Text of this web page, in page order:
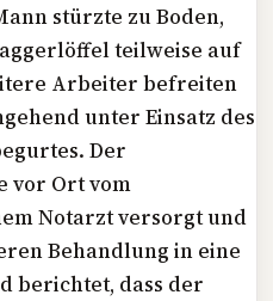
stürzte zu Boden,
teilweise auf
Arbeiter befreiten
unter Einsatz des
Der
vor Ort vom
Notarzt versorgt und
Behandlung in eine
berichtet, dass der